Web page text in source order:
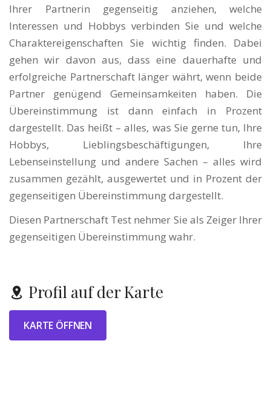
Ihrer Partnerin gegenseitig anziehen, welche
Interessen und Hobbys verbinden Sie und welche
Charaktereigenschaften Sie wichtig finden. Dabei
gehen wir davon aus, dass eine dauerhafte und
erfolgreiche Partnerschaft länger währt, wenn beide
Partner genügend Gemeinsamkeiten haben. Die
Übereinstimmung ist dann einfach in Prozent
dargestellt. Das heißt – alles, was Sie gerne tun, Ihre
Hobbys, Lieblingsbeschäftigungen, Ihre
Lebenseinstellung und andere Sachen – alles wird
zusammen gezählt, ausgewertet und in Prozent der
gegenseitigen Übereinstimmung dargestellt.
Diesen Partnerschaft Test nehmer Sie als Zeiger Ihrer
gegenseitigen Übereinstimmung wahr.
Profil auf der Karte
KARTE ÖFFNEN